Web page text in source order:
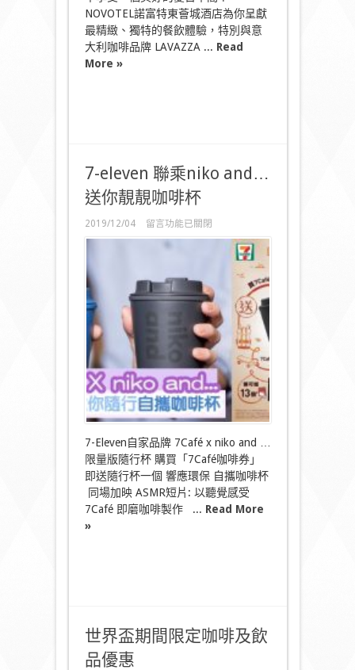
套
餐
率
先
受
涼
爽
讓
味
愉
悅〉
NOVOTEL諾富特東薈城酒店為你呈獻
最精緻、獨特的餐飲體驗，特別與意
大利咖啡品牌 LAVAZZA ... Read
More »
7-eleven 聯乘niko and…
送你靚靚咖啡杯
2019/12/04
在
〈7-
eleven
niko
and…
啡
杯〉
中
留言功能已關閉
7-Eleven自家品牌 7Café x niko and …
限量版隨行杯 購買「7Café咖啡券」
即送隨行杯一個 響應環保 自攜咖啡杯
同場加映 ASMR短片: 以聽覺感受
7Café 即磨咖啡製作 ... Read More
»
世界盃期間限定咖啡及飲
品優惠